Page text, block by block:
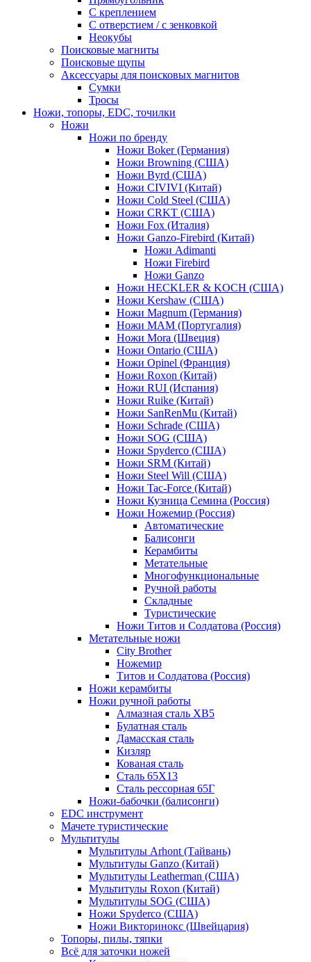
С креплением
С отверстием / с зенковкой
Неокубы
Поисковые магниты
Поисковые щупы
Аксессуары для поисковых магнитов
Сумки
Тросы
Ножи, топоры, EDC, точилки
Ножи
Ножи по бренду
Ножи Boker (Германия)
Ножи Browning (США)
Ножи Byrd (США)
Ножи CIVIVI (Китай)
Ножи Cold Steel (США)
Ножи CRKT (США)
Ножи Fox (Италия)
Ножи Ganzo-Firebird (Китай)
Ножи Adimanti
Ножи Firebird
Ножи Ganzo
Ножи HECKLER & KOCH (США)
Ножи Kershaw (США)
Ножи Magnum (Германия)
Ножи MAM (Португалия)
Ножи Mora (Швеция)
Ножи Ontario (США)
Ножи Opinel (Франция)
Ножи Roxon (Китай)
Ножи RUI (Испания)
Ножи Ruike (Китай)
Ножи SanRenMu (Китай)
Ножи Schrade (США)
Ножи SOG (США)
Ножи Spyderco (США)
Ножи SRM (Китай)
Ножи Steel Will (США)
Ножи Tac-Force (Китай)
Ножи Кузница Семина (Россия)
Ножи Ножемир (Россия)
Автоматические
Балисонги
Керамбиты
Метательные
Многофункциональные
Ручной работы
Складные
Туристические
Ножи Титов и Солдатова (Россия)
Метательные ножи
City Brother
Ножемир
Титов и Солдатова (Россия)
Ножи керамбиты
Ножи ручной работы
Алмазная сталь ХВ5
Булатная сталь
Дамасская сталь
Кизляр
Кованая сталь
Сталь 65Х13
Сталь рессорная 65Г
Ножи-бабочки (балисонги)
EDC инструмент
Мачете туристические
Мультитулы
Мультитулы Arhont (Тайвань)
Мультитулы Ganzo (Китай)
Мультитулы Leatherman (США)
Мультитулы Roxon (Китай)
Мультитулы SOG (США)
Ножи Spyderco (США)
Ножи Викторинокс (Швейцария)
Топоры, пилы, тяпки
Всё для заточки ножей